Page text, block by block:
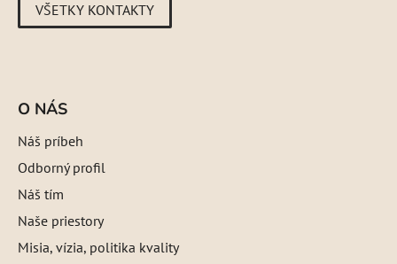
VŠETKY KONTAKTY
O NÁS
Náš príbeh
Odborný profil
Náš tím
Naše priestory
Misia, vízia, politika kvality